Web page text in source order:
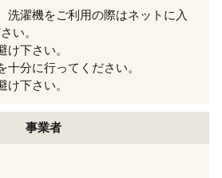
洗濯機をご利用の際はネットに入
い。
け下さい。
十分に行ってください。
け下さい。
事業者